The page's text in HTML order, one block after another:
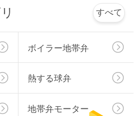
すべて
ボイラー地帯弁
熱する球弁
地帯弁モーター